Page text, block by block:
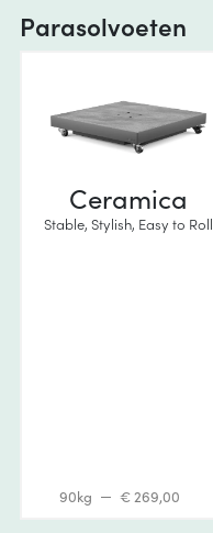
Parasolvoeten
Ceramica
Stable, Stylish, Easy to Roll
90kg € 269,00